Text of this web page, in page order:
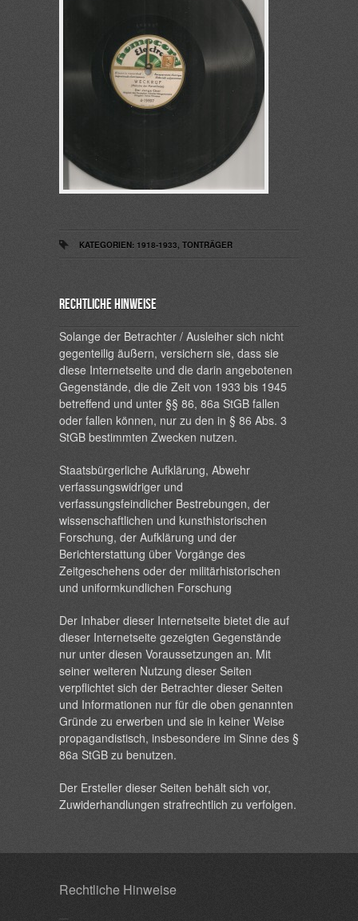
KATEGORIEN: 1918-1933, TONTRÄGER
Rechtliche Hinweise
Solange der Betrachter / Ausleiher sich nicht
gegenteilig äußern, versichern sie, dass sie
diese Internetseite und die darin angebotenen
Gegenstände, die die Zeit von 1933 bis 1945
betreffend und unter §§ 86, 86a StGB fallen
oder fallen können, nur zu den in § 86 Abs. 3
StGB bestimmten Zwecken nutzen.
Staatsbürgerliche Aufklärung, Abwehr
verfassungswidriger und
verfassungsfeindlicher Bestrebungen, der
wissenschaftlichen und kunsthistorischen
Forschung, der Aufklärung und der
Berichterstattung über Vorgänge des
Zeitgeschehens oder der militärhistorischen
und uniformkundlichen Forschung
Der Inhaber dieser Internetseite bietet die auf
dieser Internetseite gezeigten Gegenstände
nur unter diesen Voraussetzungen an. Mit
seiner weiteren Nutzung dieser Seiten
verpflichtet sich der Betrachter dieser Seiten
und Informationen nur für die oben genannten
Gründe zu erwerben und sie in keiner Weise
propagandistisch, insbesondere im Sinne des §
86a StGB zu benutzen.
Der Ersteller dieser Seiten behält sich vor,
Zuwiderhandlungen strafrechtlich zu verfolgen.
Rechtliche Hinweise